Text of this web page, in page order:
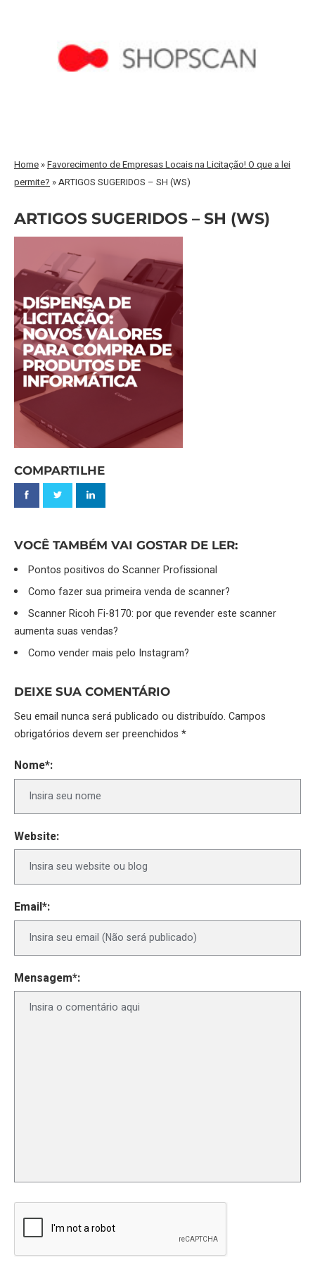
Home »Favorecimento de Empresas Locais na Licitação! O que a lei
permite? »ARTIGOS SUGERIDOS – SH (WS)
ARTIGOS SUGERIDOS – SH (WS)
COMPARTILHE
VOCÊ TAMBÉM VAI GOSTAR DE LER:
Pontos positivos do Scanner Profissional
Como fazer sua primeira venda de scanner?
Scanner Ricoh Fi-8170: por que revender este scanner
aumenta suas vendas?
Como vender mais pelo Instagram?
DEIXE SUA COMENTÁRIO
Seu email nunca será publicado ou distribuído. Campos
obrigatórios devem ser preenchidos *
Nome*:
Website:
Email*:
Mensagem*: